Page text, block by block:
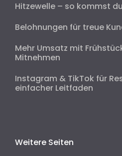
Hitzewelle – so kommst
Belohnungen für treue
Mehr Umsatz mit
Mitnehmen
Instagram & TikTok für
einfacher Leitfaden
Weitere Seiten